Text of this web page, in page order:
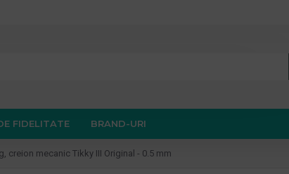
FIDELITATE BRAND-URI
creion mecanic Tikky III Original - 0.5 mm